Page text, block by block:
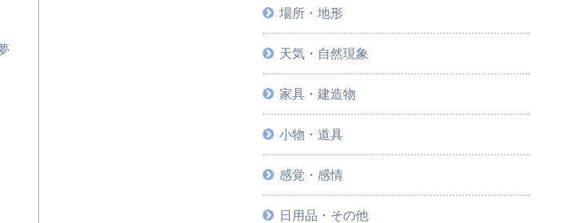
場所・地形
天気・自然現象
家具・建造物
小物・道具
感覚・感情
日用品・その他